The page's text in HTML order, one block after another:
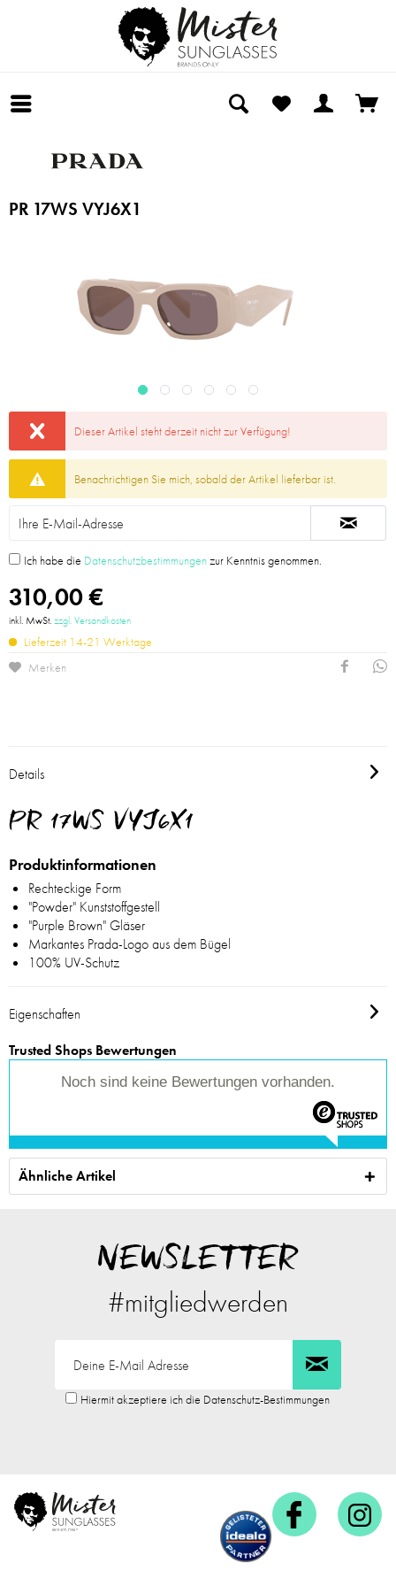
PR 17WS VYJ6X1
Dieser Artikel steht derzeit nicht zur Verfügung!
Benachrichtigen Sie mich, sobald der Artikel lieferbar ist.
Ich habe die Datenschutzbestimmungenzur Kenntnis genommen.
310,00 €
inkl. MwSt.zzgl. Versandkosten
Lieferzeit 14-21 Werktage
Merken
Details
PR 17WS VYJ6X1
Produktinformationen
Rechteckige Form
"Powder" Kunststoffgestell
"Purple Brown" Gläser
Markantes Prada-Logo aus dem Bügel
100% UV-Schutz
Eigenschaften
Trusted Shops Bewertungen
Noch sind keine Bewertungen vorhanden.
Ähnliche Artikel
NEWSLETTER
#mitgliedwerden
Hiermit akzeptiere ich die Datenschutz-Bestimmungen